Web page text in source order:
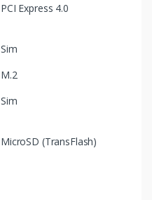
PCI Express 4.0
Sim
M.2
Sim
MicroSD (TransFlash)